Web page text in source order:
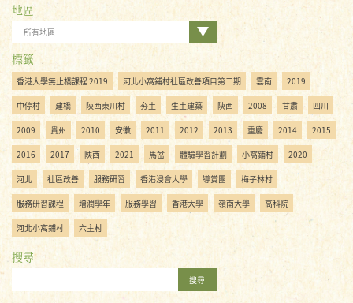
地區
所有地區
標籤
香港大學無止橋課程 2019 河北小窩鋪村社區改善項目第二期 雲南 2019
中停村 建橋 陝西東川村 夯土 生土建築 陝西 2008 甘肅 四川
2009 貴州 2010 安徽 2011 2012 2013 重慶 2014 2015
2016 2017 陜西 2021 馬岔 體驗學習計劃 小窩鋪村 2020
河北 社區改善 服務研習 香港浸會大學 導賞團 梅子林村
服務研習課程 增潤學年 服務學習 香港大學 嶺南大學 高科院
河北小窩鋪村 六主村
搜尋
搜尋